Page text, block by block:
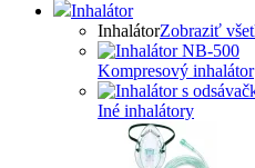
Inhalátor
InhalátorZobraziť
Kompresový inhalátor
Iné inhalátory